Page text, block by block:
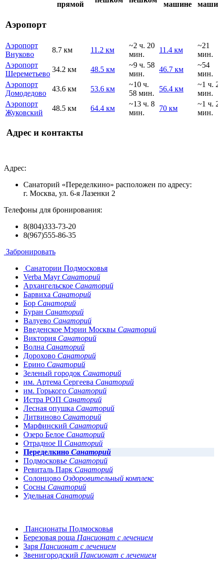
прямой машине
Аэропорт
Аэропорт
Внуково
8.7 км 11.2 км
~2 ч. 20
мин.
11.4 км
~21
мин.
Аэропорт
Шереметьево
34.2 км 48.5 км
~9 ч. 58
мин.
46.7 км
~54
мин.
Аэропорт
Домодедово
43.6 км 53.6 км
~10 ч.
58 мин.
56.4 км
~1 ч.
мин.
Аэропорт
Жуковский
48.5 км 64.4 км
~13 ч. 8
мин.
70 км
~1 ч.
мин.
Адрес и контакты
Адрес:
Санаторий «Переделкино» расположен по адресу:
г. Москва, ул. 6-я Лазенки 2
Телефоны для бронирования:
8(804)333-73-20
8(967)555-86-35
Забронировать
Санатории Подмосковья
Verba Mayr Санаторий
Архангельское Санаторий
Барвиха Санаторий
Бор Санаторий
Буран Санаторий
Валуево Санаторий
Введенское Мэрии Москвы Санаторий
Виктория Санаторий
Волна Санаторий
Дорохово Санаторий
Ерино Санаторий
Зеленый городок Санаторий
им. Артема Сергеева Санаторий
им. Горького Санаторий
Истра РОП Санаторий
Лесная опушка Санаторий
Литвиново Санаторий
Марфинский Санаторий
Озеро Белое Санаторий
Отрадное II Санаторий
Переделкино Санаторий
Подмосковье Санаторий
Ревиталь Парк Санаторий
Солонцово Оздоровительный комплекс
Сосны Санаторий
Удельная Санаторий
Пансионаты Подмосковья
Березовая роща Пансионат с лечением
Заря Пансионат с лечением
Звенигородский Пансионат с лечением